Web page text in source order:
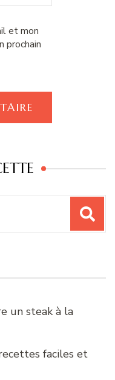
et mon
prochain
un steak à la
faciles et